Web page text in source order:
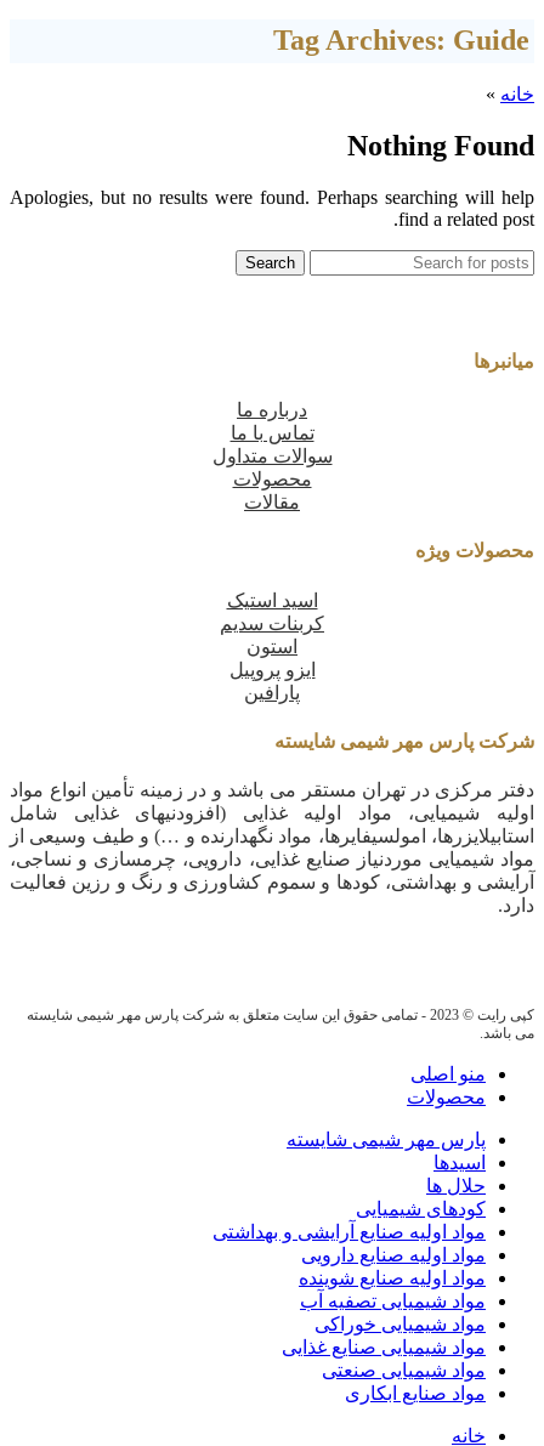
Tag Archives: Guide
خانه »
Nothing Found
Apologies, but no results were found. Perhaps searching will help
find a related post.
Search
میانبرها
درباره ما
تماس با ما
سوالات متداول
محصولات
مقالات
محصولات ویژه
اسید استیک
کربنات سدیم
استون
ایزو پروپیل
پارافین
شرکت پارس مهر شیمی شایسته
دفتر مرکزی در تهران مستقر می باشد و در زمینه تأمین انواع مواد
اولیه شیمیایی، مواد اولیه غذایی (افزودنیهای غذایی شامل
استابیلایزرها، امولسیفایرها، مواد نگهدارنده و …) و طیف وسیعی از
مواد شیمیایی موردنیاز صنایع غذایی، دارویی، چرمسازی و نساجی،
آرایشی و بهداشتی، کودها و سموم کشاورزی و رنگ و رزین فعالیت
دارد.
کپی رایت © 2023 - تمامی حقوق این سایت متعلق به شرکت پارس مهر شیمی شایسته
می باشد.
منو اصلی
محصولات
پارس مهر شیمی شایسته
اسیدها
حلال ها
کودهای شیمیایی
مواد اولیه صنایع آرایشی و بهداشتی
مواد اولیه صنایع دارویی
مواد اولیه صنایع شوینده
مواد شیمیایی تصفیه آب
مواد شیمیایی خوراکی
مواد شیمیایی صنایع غذایی
مواد شیمیایی صنعتی
مواد صنایع ابکاری
خانه